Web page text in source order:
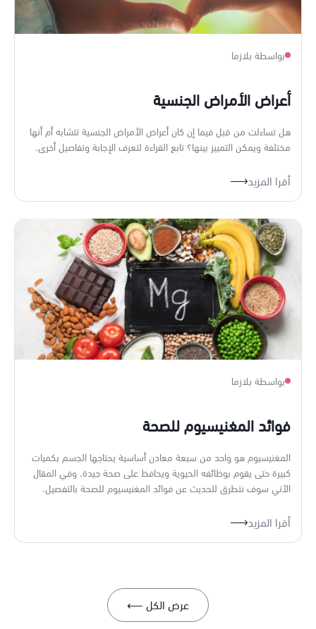
بواسطة بلازما
أعراض الأمراض الجنسية
هل تساءلت من قبل فيما إن كان أعراض الأمراض الجنسية تتشابه أم أنها
مختلفة ويمكن التمييز بينها؟ تابع القراءة لتعرف الإجابة وتفاصيل أخرى.
أقرا المزيد
بواسطة بلازما
فوائد المغنيسيوم للصحة
المغنيسيوم هو واحد من سبعة معادن أساسية يحتاجها الجسم بكميات
كبيرة حتى يقوم بوظائفه الحيوية ويحافظ على صحة جيدة. وفي المقال
الآتي سوف نتطرق للحديث عن فوائد المغنيسيوم للصحة بالتفصيل.
أقرا المزيد
عرض الكل ⟵